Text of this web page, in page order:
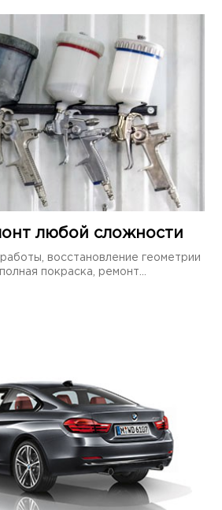
любой сложности
восстановление геометрии
покраска, ремонт...